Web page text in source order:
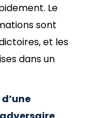
Le
sont
et les
dans un